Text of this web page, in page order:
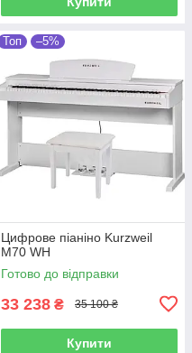
Топ –5%
Цифрове піаніно Kurzweil
M70 WH
Готово до відправки
33 238 ₴ 35 100 ₴
Купити